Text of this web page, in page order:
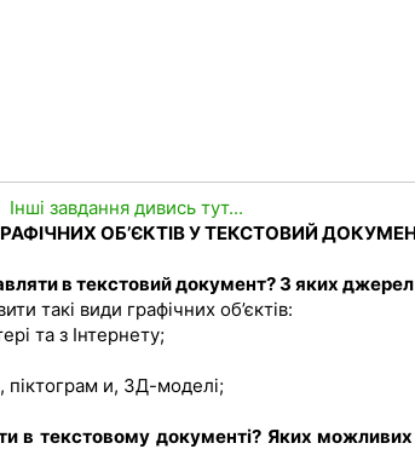
Інші завдання дивись тут...
ОБ’ЄКТІВ У ТЕКСТОВИЙ
в текстовий документ? З яких
такі види графічних об’єктів:
та з Інтернету;
піктограм и, ЗД-моделі;
в текстовому документі? Яких